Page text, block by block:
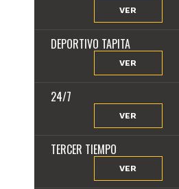
VER
DEPORTIVO TAPITA
VER
24/7
VER
TERCER TIEMPO
VER